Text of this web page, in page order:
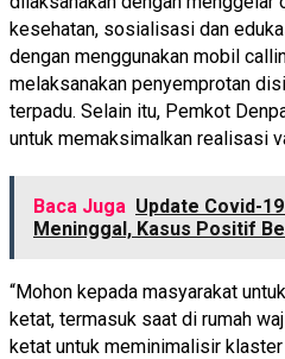
kesehatan, sosialisasi dan
dengan menggunakan mobil
melaksanakan penyemprotan
terpadu. Selain itu, Pemkot
untuk memaksimalkan realisasi
Baca Juga Update Covid-
Meninggal, Kasus Positif
“Mohon kepada masyarakat
ketat, termasuk saat di rumah
ketat untuk meminimalisir